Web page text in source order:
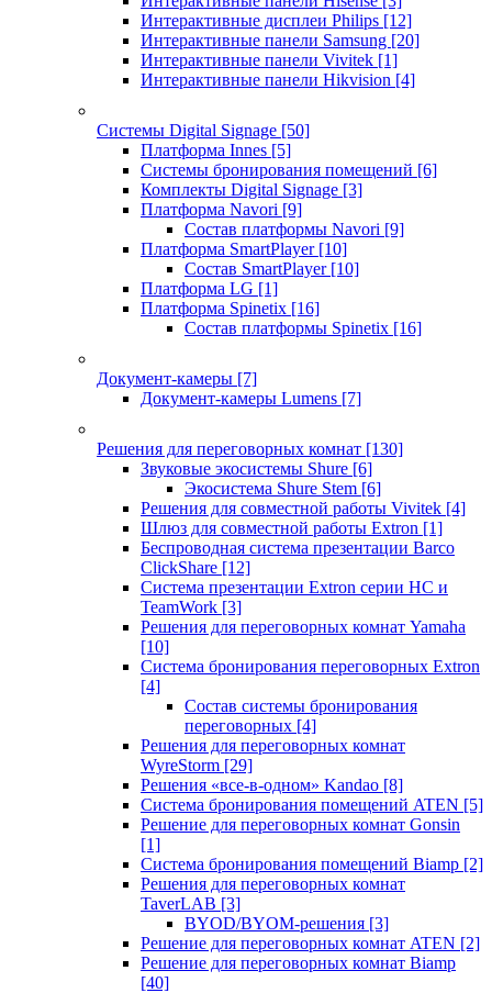
Интерактивные дисплеи Philips [12]
Интерактивные панели Samsung [20]
Интерактивные панели Vivitek [1]
Интерактивные панели Hikvision [4]
Системы Digital Signage [50]
Платформа Innes [5]
Системы бронирования помещений [6]
Комплекты Digital Signage [3]
Платформа Navori [9]
Состав платформы Navori [9]
Платформа SmartPlayer [10]
Состав SmartPlayer [10]
Платформа LG [1]
Платформа Spinetix [16]
Состав платформы Spinetix [16]
Документ-камеры [7]
Документ-камеры Lumens [7]
Решения для переговорных комнат [130]
Звуковые экосистемы Shure [6]
Экосистема Shure Stem [6]
Решения для совместной работы Vivitek [4]
Шлюз для совместной работы Extron [1]
Беспроводная система презентации Barco
ClickShare [12]
Система презентации Extron серии HC и
TeamWork [3]
Решения для переговорных комнат Yamaha
[10]
Система бронирования переговорных Extron
[4]
Состав системы бронирования
переговорных [4]
Решения для переговорных комнат
WyreStorm [29]
Решения «все-в-одном» Kandao [8]
Система бронирования помещений ATEN [5]
Решение для переговорных комнат Gonsin
[1]
Система бронирования помещений Biamp [2]
Решения для переговорных комнат
TaverLAB [3]
BYOD/BYOM-решения [3]
Решение для переговорных комнат ATEN [2]
Решение для переговорных комнат Biamp
[40]